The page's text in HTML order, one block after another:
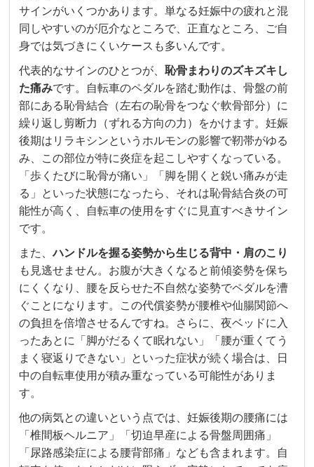
サインがいくつかあります。単なる妊娠中の疲れと混
同しやすいのが厄介なところで、正直なところ、ご自
身では気づきにくいケースも多いんです。
代表的なサインのひとつが、恥骨まわりのズキズキし
た痛みです。自転車のペダルを踏む動作は、骨盤の前
部にある恥骨結合（左右の恥骨をつなぐ軟骨部分）に
繰り返し剪断力（ずれる方向の力）をかけます。妊娠
後期はリラキシンというホルモンの影響で靭帯がゆる
み、この部位が特に炎症を起こしやすくなっている。
「歩くたびに恥骨が痛い」「脚を開くと鋭い痛みが走
る」といった状態になったら、それは恥骨結合炎の可
能性が高く、自転車の使用をすぐに見直すべきサイン
です。
また、ハンドルを握る姿勢から生じる背中・肩のこり
も見逃せません。お腹が大きくなると前傾姿勢を保ち
にくくなり、腰を反らせた不自然な姿勢でペダルを漕
ぐことになります。この代償姿勢が腰椎や仙腸関節へ
の負担を倍増させるんですね。さらに、夜ベッドに入
ったあとに「脚がだるくて眠れない」「腰が重くてう
まく寝返りできない」といった症状が続く場合は、日
中の自転車使用が積み重なっている可能性がありま
す。
他の病気との違いという点では、妊娠後期の腰痛には
「椎間板ヘルニア」「切迫早産による骨盤周囲痛」
「尿路感染症による腰背部痛」なども含まれます。自